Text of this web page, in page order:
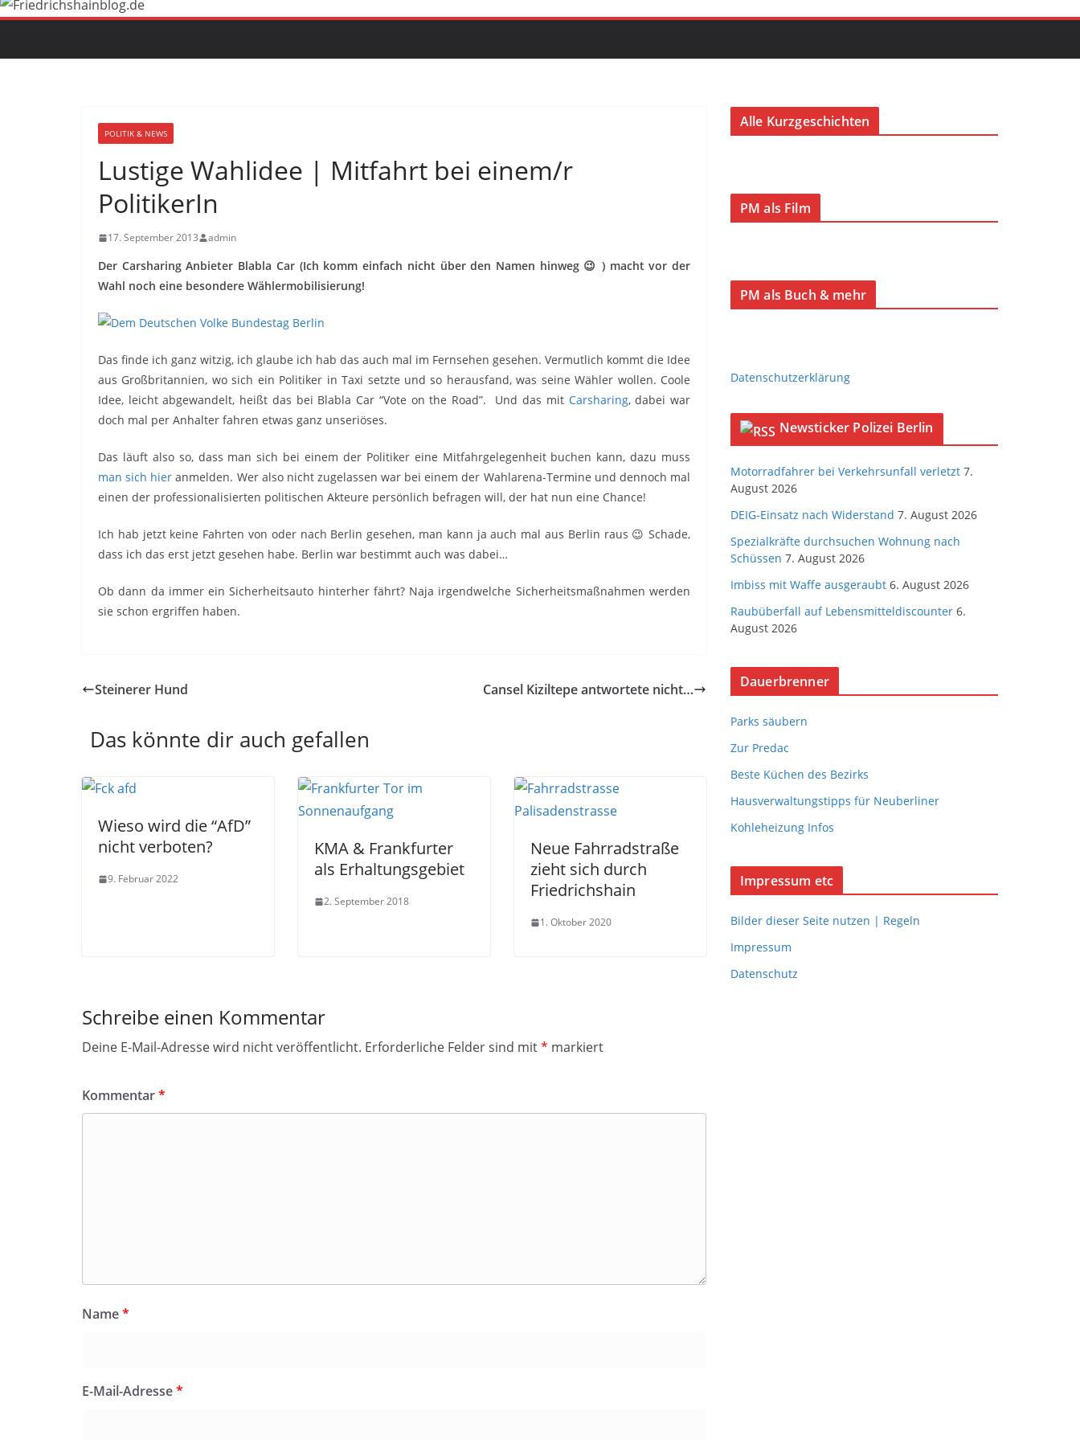
POLITIK & NEWS
Lustige Wahlidee | Mitfahrt bei einem/r
PolitikerIn
17. September 2013 admin
Der Carsharing Anbieter Blabla Car (Ich komm einfach nicht über den Namen hinweg 😉 ) macht vor der
Wahl noch eine besondere Wählermobilisierung!
Das finde ich ganz witzig, ich glaube ich hab das auch mal im Fernsehen gesehen. Vermutlich kommt die Idee
aus Großbritannien, wo sich ein Politiker in Taxi setzte und so herausfand, was seine Wähler wollen. Coole
Idee, leicht abgewandelt, heißt das bei Blabla Car “Vote on the Road”. Und das mit Carsharing, dabei war
doch mal per Anhalter fahren etwas ganz unseriöses.
Das läuft also so, dass man sich bei einem der Politiker eine Mitfahrgelegenheit buchen kann, dazu muss
man sich hier anmelden. Wer also nicht zugelassen war bei einem der Wahlarena-Termine und dennoch mal
einen der professionalisierten politischen Akteure persönlich befragen will, der hat nun eine Chance!
Ich hab jetzt keine Fahrten von oder nach Berlin gesehen, man kann ja auch mal aus Berlin raus 😉 Schade,
dass ich das erst jetzt gesehen habe. Berlin war bestimmt auch was dabei…
Ob dann da immer ein Sicherheitsauto hinterher fährt? Naja irgendwelche Sicherheitsmaßnahmen werden
sie schon ergriffen haben.
Steinerer Hund Cansel Kiziltepe antwortete nicht…
Das könnte dir auch gefallen
Wieso wird die “AfD”
nicht verboten?
9. Februar 2022
KMA & Frankfurter
als Erhaltungsgebiet
2. September 2018
Neue Fahrradstraße
zieht sich durch
Friedrichshain
1. Oktober 2020
Schreibe einen Kommentar
Deine E-Mail-Adresse wird nicht veröffentlicht. Erforderliche Felder sind mit* markiert
Kommentar*
Name*
E-Mail-Adresse*
Alle Kurzgeschichten
PM als Film
PM als Buch & mehr
Datenschutzerklärung
Newsticker Polizei Berlin
Motorradfahrer bei Verkehrsunfall verletzt 7.
August 2026
DEIG-Einsatz nach Widerstand 7. August 2026
Spezialkräfte durchsuchen Wohnung nach
Schüssen 7. August 2026
Imbiss mit Waffe ausgeraubt 6. August 2026
Raubüberfall auf Lebensmitteldiscounter 6.
August 2026
Dauerbrenner
Parks säubern
Zur Predac
Beste Küchen des Bezirks
Hausverwaltungstipps für Neuberliner
Kohleheizung Infos
Impressum etc
Bilder dieser Seite nutzen | Regeln
Impressum
Datenschutz